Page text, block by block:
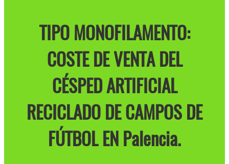
TIPO MONOFILAMENTO:
COSTE DE VENTA DEL
CÉSPED ARTIFICIAL
RECICLADO DE CAMPOS DE
FÚTBOL EN Palencia.